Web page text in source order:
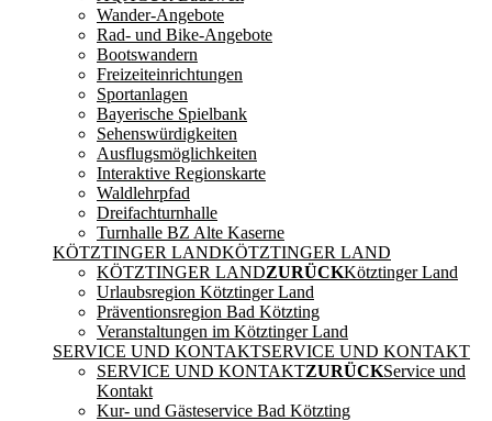
Wander-Angebote
Rad- und Bike-Angebote
Bootswandern
Freizeiteinrichtungen
Sportanlagen
Bayerische Spielbank
Sehenswürdigkeiten
Ausflugsmöglichkeiten
Interaktive Regionskarte
Waldlehrpfad
Dreifachturnhalle
Turnhalle BZ Alte Kaserne
KÖTZTINGER LANDKÖTZTINGER LAND
KÖTZTINGER LANDZURÜCKKötztinger Land
Urlaubsregion Kötztinger Land
Präventionsregion Bad Kötzting
Veranstaltungen im Kötztinger Land
SERVICE UND KONTAKTSERVICE UND KONTAKT
SERVICE UND KONTAKTZURÜCKService und
Kontakt
Kur- und Gästeservice Bad Kötzting